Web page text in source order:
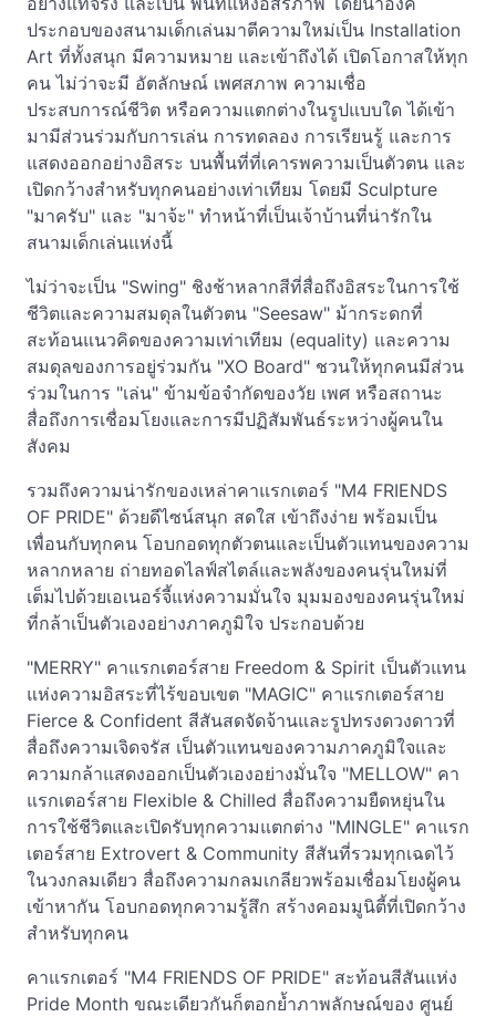
ประกอบของสนามเด็กเล่นมาตีความใหม่เป็น Installation
Art ที่ทั้งสนุก มีความหมาย และเข้าถึงได้ เปิดโอกาสให้ทุก
คน ไม่ว่าจะมี อัตลักษณ์ เพศสภาพ ความเชื่อ
ประสบการณ์ชีวิต หรือความแตกต่างในรูปแบบใด ได้เข้า
มามีส่วนร่วมกับการเล่น การทดลอง การเรียนรู้ และการ
แสดงออกอย่างอิสระ บนพื้นที่ที่เคารพความเป็นตัวตน และ
เปิดกว้างสำหรับทุกคนอย่างเท่าเทียม โดยมี Sculpture
"มาครับ" และ "มาจ้ะ" ทำหน้าที่เป็นเจ้าบ้านที่น่ารักใน
สนามเด็กเล่นแห่งนี้
ไม่ว่าจะเป็น "Swing" ชิงช้าหลากสีที่สื่อถึงอิสระในการใช้
ชีวิตและความสมดุลในตัวตน "Seesaw" ม้ากระดกที่
สะท้อนแนวคิดของความเท่าเทียม (equality) และความ
สมดุลของการอยู่ร่วมกัน "XO Board" ชวนให้ทุกคนมีส่วน
ร่วมในการ "เล่น" ข้ามข้อจำกัดของวัย เพศ หรือสถานะ
สื่อถึงการเชื่อมโยงและการมีปฏิสัมพันธ์ระหว่างผู้คนใน
สังคม
รวมถึงความน่ารักของเหล่าคาแรกเตอร์ "M4 FRIENDS
OF PRIDE" ด้วยดีไซน์สนุก สดใส เข้าถึงง่าย พร้อมเป็น
เพื่อนกับทุกคน โอบกอดทุกตัวตนและเป็นตัวแทนของความ
หลากหลาย ถ่ายทอดไลฟ์สไตล์และพลังของคนรุ่นใหม่ที่
เต็มไปด้วยเอเนอร์จี้แห่งความมั่นใจ มุมมองของคนรุ่นใหม่
ที่กล้าเป็นตัวเองอย่างภาคภูมิใจ ประกอบด้วย
"MERRY" คาแรกเตอร์สาย Freedom & Spirit เป็นตัวแทน
แห่งความอิสระที่ไร้ขอบเขต "MAGIC" คาแรกเตอร์สาย
Fierce & Confident สีสันสดจัดจ้านและรูปทรงดวงดาวที่
สื่อถึงความเจิดจรัส เป็นตัวแทนของความภาคภูมิใจและ
ความกล้าแสดงออกเป็นตัวเองอย่างมั่นใจ "MELLOW" คา
แรกเตอร์สาย Flexible & Chilled สื่อถึงความยืดหยุ่นใน
การใช้ชีวิตและเปิดรับทุกความแตกต่าง "MINGLE" คาแรก
เตอร์สาย Extrovert & Community สีสันที่รวมทุกเฉดไว้
ในวงกลมเดียว สื่อถึงความกลมเกลียวพร้อมเชื่อมโยงผู้คน
เข้าหากัน โอบกอดทุกความรู้สึก สร้างคอมมูนิตี้ที่เปิดกว้าง
สำหรับทุกคน
คาแรกเตอร์ "M4 FRIENDS OF PRIDE" สะท้อนสีสันแห่ง
Pride Month ขณะเดียวกันก็ตอกย้ำภาพลักษณ์ของ ศูนย์